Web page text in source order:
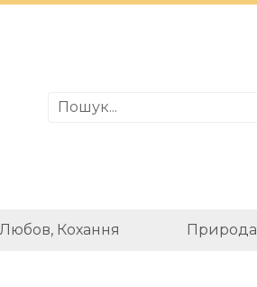
Любов, Кохання Природа